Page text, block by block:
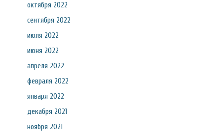
октября 2022
сентября 2022
июля 2022
июня 2022
апреля 2022
февраля 2022
января 2022
декабря 2021
ноября 2021